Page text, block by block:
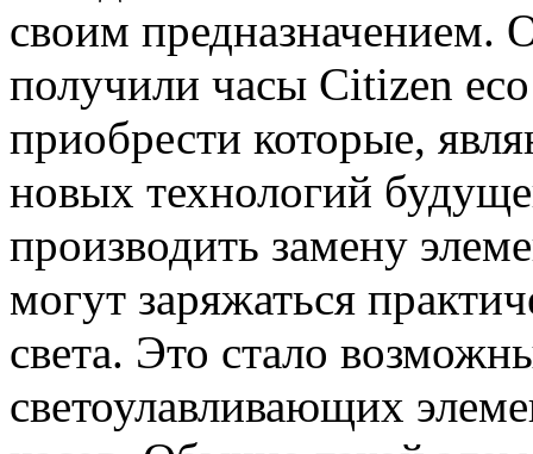
своим предназначением.
получили часы Citizen
приобрести которые,
новых технологий
производить замену
могут заряжаться
света. Это стало
светоулавливающих